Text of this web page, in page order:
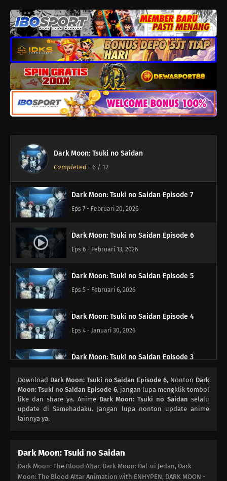
Dark Moon: Tsuki no Saidan
Completed - 6 / 12
Dark Moon: Tsuki no Saidan Episode 11
Eps 11 - Maret 20, 2026
Dark Moon: Tsuki no Saidan Episode 10
Eps 10 - Maret 13, 2026
Dark Moon: Tsuki no Saidan Episode 9
Dark Moon: Tsuki no Saidan Episode 8
Eps 8 - Februari 27, 2026
Dark Moon: Tsuki no Saidan Episode 7
Eps 7 - Februari 20, 2026
Dark Moon: Tsuki no Saidan Episode 6
Eps 6 - Februari 13, 2026
Dark Moon: Tsuki no Saidan Episode 5
Eps 5 - Februari 6, 2026
Dark Moon: Tsuki no Saidan Episode 4
Eps 4 - Januari 30, 2026
Dark Moon: Tsuki no Saidan Episode 3
Dark Moon: Tsuki no Saidan Episode 2
Eps 2 - Januari 16, 2026
Eps 1 - Januari 9, 2026
Download Dark Moon: Tsuki no Saidan Episode 6, Nonton Dark
Moon: Tsuki no Saidan Episode 6, jangan lupa mengklik tombol
like dan share ya. Anime Dark Moon: Tsuki no Saidan selalu
update di Samehadaku. Jangan lupa nonton update anime
lainnya ya.
Dark Moon: Tsuki no Saidan
Dark Moon: The Blood Altar, Dark Moon: Dal-ui Jedan, Dark
Moon: The Blood Altar Animation with ENHYPEN, DARK MOON -